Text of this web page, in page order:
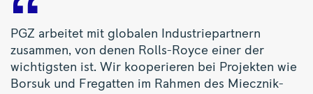
PGZ arbeitet mit globalen Industriepartnern
zusammen, von denen Rolls-Royce einer der
wichtigsten ist. Wir kooperieren bei Projekten wie
Borsuk und Fregatten im Rahmen des Miecznik-